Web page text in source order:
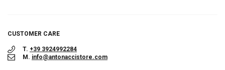
CUSTOMER CARE
T. +39 3924992284
M. info@antonaccistore.com